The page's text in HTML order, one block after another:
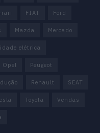
FIAT Ford
Mazda Mercado
elétrica
Opel Peugeot
Renault SEAT
Toyota Vendas